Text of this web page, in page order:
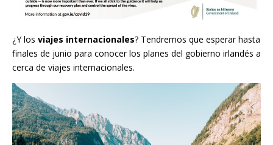
¿Y los viajes internacionales? Tendremos que esperar hasta
finales de junio para conocer los planes del gobierno irlandés a
cerca de viajes internacionales.